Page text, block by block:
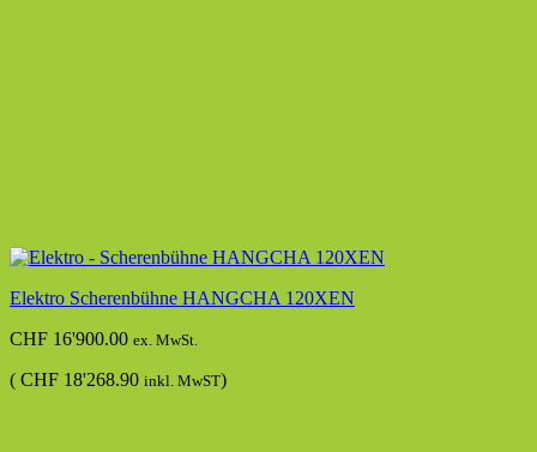
Elektro Scherenbühne HANGCHA 120XEN
CHF 16'900.00 ex. MwSt.
( CHF 18'268.90 inkl. MwST)